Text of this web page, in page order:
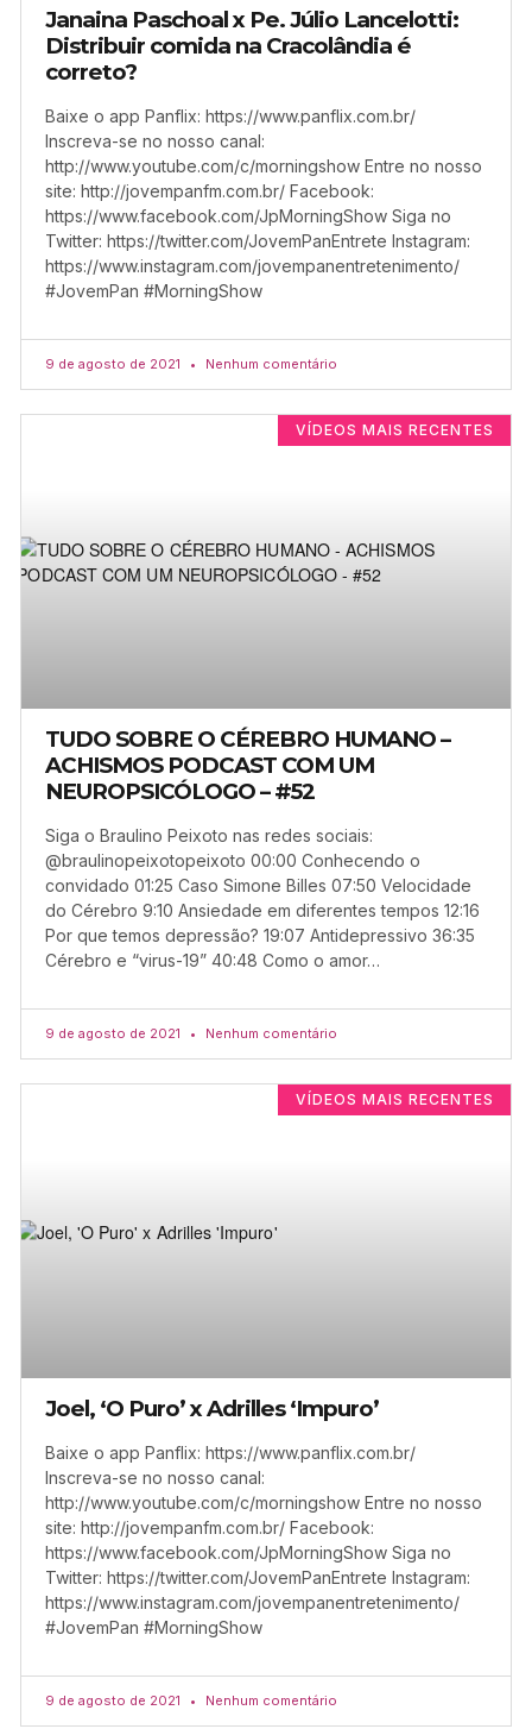
Janaina Paschoal x Pe. Júlio Lancelotti:
Distribuir comida na Cracolândia é
correto?
Baixe o app Panflix: https://www.panflix.com.br/
Inscreva-se no nosso canal:
http://www.youtube.com/c/morningshow Entre no nosso
site: http://jovempanfm.com.br/ Facebook:
https://www.facebook.com/JpMorningShow Siga no
Twitter: https://twitter.com/JovemPanEntrete Instagram:
https://www.instagram.com/jovempanentretenimento/
#JovemPan #MorningShow
9 de agosto de 2021 Nenhum comentário
VÍDEOS MAIS RECENTES
TUDO SOBRE O CÉREBRO HUMANO –
ACHISMOS PODCAST COM UM
NEUROPSICÓLOGO – #52
Siga o Braulino Peixoto nas redes sociais:
@braulinopeixotopeixoto 00:00 Conhecendo o
convidado 01:25 Caso Simone Billes 07:50 Velocidade
do Cérebro 9:10 Ansiedade em diferentes tempos 12:16
Por que temos depressão? 19:07 Antidepressivo 36:35
Cérebro e “virus-19” 40:48 Como o amor…
9 de agosto de 2021 Nenhum comentário
VÍDEOS MAIS RECENTES
Joel, ‘O Puro’ x Adrilles ‘Impuro’
Baixe o app Panflix: https://www.panflix.com.br/
Inscreva-se no nosso canal:
http://www.youtube.com/c/morningshow Entre no nosso
site: http://jovempanfm.com.br/ Facebook:
https://www.facebook.com/JpMorningShow Siga no
Twitter: https://twitter.com/JovemPanEntrete Instagram:
https://www.instagram.com/jovempanentretenimento/
#JovemPan #MorningShow
9 de agosto de 2021 Nenhum comentário